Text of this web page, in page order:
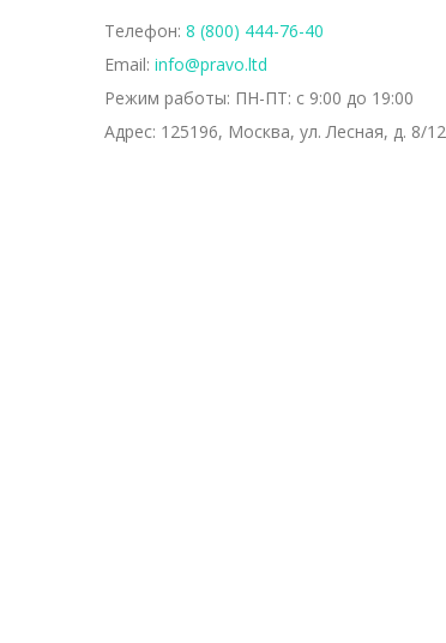
Телефон: 8 (800) 444-76-40
Email: info@pravo.ltd
Режим работы: ПН-ПТ: с 9:00 до 19:00
Адрес: 125196, Москва, ул. Лесная, д. 8/12